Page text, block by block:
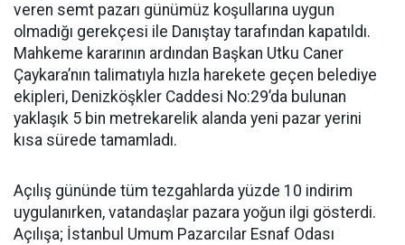
veren semt pazarı günümüz koşullarına uygun
olmadığı gerekçesi ile Danıştay tarafından kapatıldı.
Mahkeme kararının ardından Başkan Utku Caner
Çaykara’nın talimatıyla hızla harekete geçen belediye
ekipleri, Denizköşkler Caddesi No:29’da bulunan
yaklaşık 5 bin metrekarelik alanda yeni pazar yerini
kısa sürede tamamladı.
Açılış gününde tüm tezgahlarda yüzde 10 indirim
uygulanırken, vatandaşlar pazara yoğun ilgi gösterdi.
Açılışa; İstanbul Umum Pazarcılar Esnaf Odası